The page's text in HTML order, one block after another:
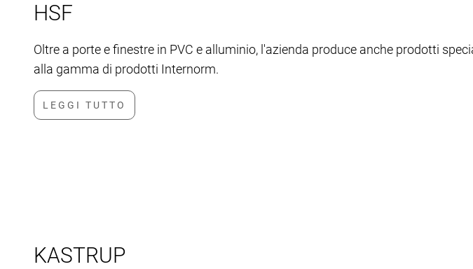
HSF
Oltre a porte e finestre in PVC e alluminio, l'azienda produce anche prodotti
alla gamma di prodotti Internorm.
KASTRUP